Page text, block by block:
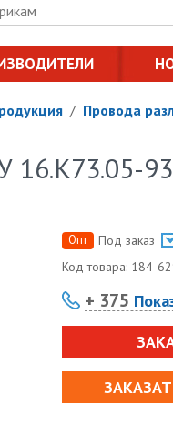
/ Провода
16.К73.05-
Опт
Под заказ
Код товара: 184-
+ 375